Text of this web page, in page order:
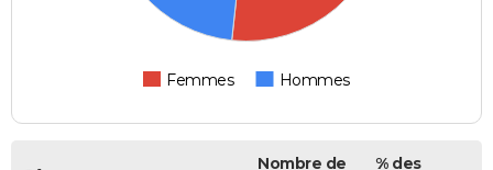
Femmes Hommes
Nombre de
% des